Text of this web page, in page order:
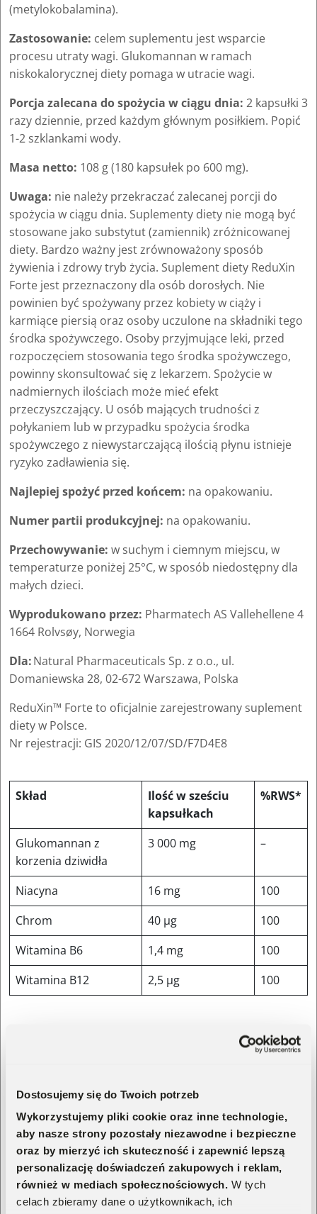
Dostosujemy się do Twoich potrzeb
Wykorzystujemy pliki cookie oraz inne technologie,
aby nasze strony pozostały niezawodne i bezpieczne
oraz by mierzyć ich skuteczność i zapewnić lepszą
personalizację doświadczeń zakupowych i reklam,
również w mediach społecznościowych. W tych
celach zbieramy dane o użytkownikach, ich
(metylokobalamina).
Zastosowanie: celem suplementu jest wsparcie
procesu utraty wagi. Glukomannan w ramach
niskokalorycznej diety pomaga w utracie wagi.
Porcja zalecana do spożycia w ciągu dnia: 2 kapsułki 3
razy dziennie, przed każdym głównym posiłkiem. Popić
1-2 szklankami wody.
Masa netto: 108 g (180 kapsułek po 600 mg).
Uwaga: nie należy przekraczać zalecanej porcji do
spożycia w ciągu dnia. Suplementy diety nie mogą być
stosowane jako substytut (zamiennik) zróżnicowanej
diety. Bardzo ważny jest zrównoważony sposób
żywienia i zdrowy tryb życia. Suplement diety ReduXin
Forte jest przeznaczony dla osób dorosłych. Nie
powinien być spożywany przez kobiety w ciąży i
karmiące piersią oraz osoby uczulone na składniki tego
środka spożywczego. Osoby przyjmujące leki, przed
rozpoczęciem stosowania tego środka spożywczego,
powinny skonsultować się z lekarzem. Spożycie w
nadmiernych ilościach może mieć efekt
przeczyszczający. U osób mających trudności z
połykaniem lub w przypadku spożycia środka
spożywczego z niewystarczającą ilością płynu istnieje
ryzyko zadławienia się.
Najlepiej spożyć przed końcem: na opakowaniu.
Numer partii produkcyjnej: na opakowaniu.
Przechowywanie: w suchym i ciemnym miejscu, w
temperaturze poniżej 25°C, w sposób niedostępny dla
małych dzieci.
Wyprodukowano przez: Pharmatech AS Vallehellene 4
1664 Rolvsøy, Norwegia
Dla:Natural Pharmaceuticals Sp. z o.o., ul.
Domaniewska 28, 02-672 Warszawa, Polska
ReduXin™ Forte to oficjalnie zarejestrowany suplement
diety w Polsce.
Nr rejestracji: GIS 2020/12/07/SD/F7D4E8
Skład
Ilość w sześciu
kapsułkach
%RWS*
Glukomannan z
korzenia dziwidła
3 000 mg –
Niacyna 16 mg
100
Chrom
40 μg
100
Witamina B6
1,4 mg
100
Witamina B12
2,5 μg 100
Kto powinien sięgnąć po ReduXin™ Forte?
Czy skuteczność glukomannanu została
udokumentowana?